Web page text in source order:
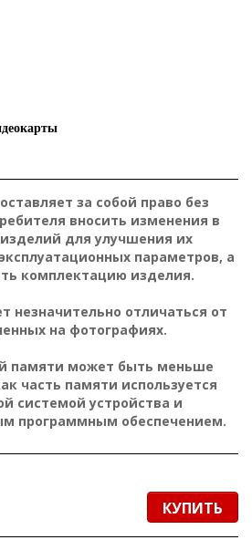
за собой право без
вносить изменения в
для улучшения их
параметров, а
комплектацию изделия.
незначительно отличаться от
на фотографиях.
памяти может быть меньше
часть памяти используется
системой устройства и
программным обеспечением.
КУПИТЬ